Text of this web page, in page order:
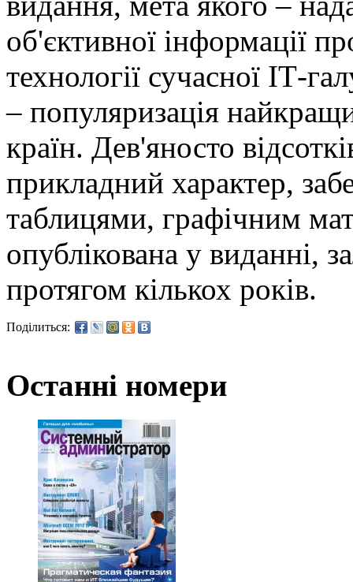
об'єктивної інформації
технології сучасної ІТ-
– популяризація
країн. Дев'яносто
прикладний характер,
таблицями, графічним
опублікована у виданні,
протягом кількох років.
Поділиться:
Останні номери